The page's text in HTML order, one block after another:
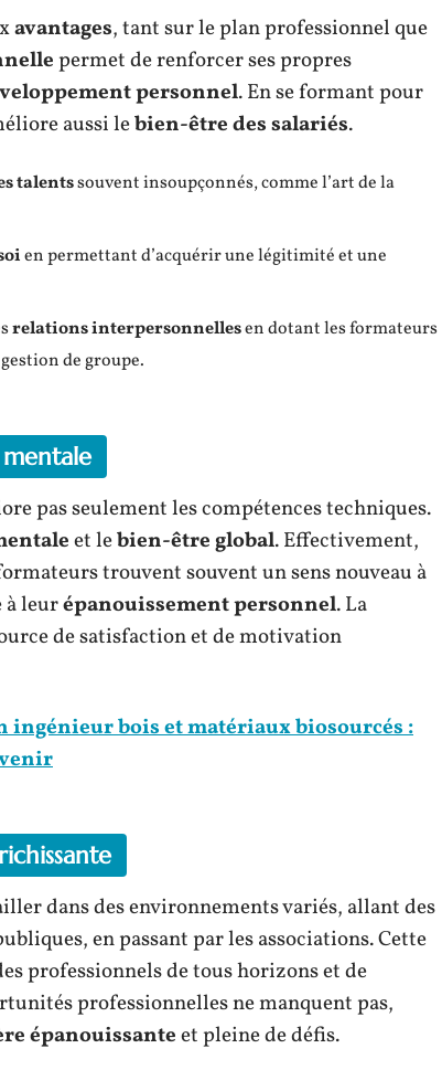
avantages, tant sur le plan professionnel que
permet de renforcer ses propres
personnel. En se formant pour
aussi lebien-être des salariés.
talentssouvent insoupçonnés, comme l’art de la
en permettant d’acquérir une légitimité et une
relations interpersonnellesen dotant les formateurs
de groupe.
pas seulement les compétences techniques.
et lebien-être global. Effectivement,
trouvent souvent un sens nouveau à
à leurépanouissement personnel. La
de satisfaction et de motivation
ingénieur bois et matériaux biosourcés :
dans des environnements variés, allant des
en passant par les associations. Cette
professionnels de tous horizons et de
professionnelles ne manquent pas,
épanouissanteet pleine de défis.